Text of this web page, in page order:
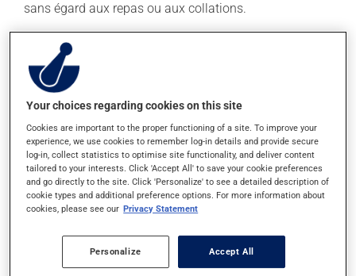
sans égard aux repas ou aux collations.
Effets indésirables
En plus de ses effets recherchés, ce produit peut à
l'occasion entraîner certains effets indésirables (effets
il agit sur l'intestin et peut causer de la diarrhée ou
de la constipation, selon la sensibilité de chacun;
il peut causer des nausées et des vomissements;
il peut donner une couleur blanche aux selles.
Chaque personne peut réagir différemment à un
traitement. Si vous croyez que ce produit est la cause
d'un problème qui vous incommode, qu'il soit
Your choices regarding cookies on this site
Cookies are important to the proper functioning of a site. To improve your
experience, we use cookies to remember log-in details and provide secure
log-in, collect statistics to optimise site functionality, and deliver content
tailored to your interests. Click 'Accept All' to save your cookie preferences
and go directly to the site. Click 'Personalize' to see a detailed description of
cookie types and additional preference options. For more information about
cookies, please see our Privacy Statement
Personalize Accept All